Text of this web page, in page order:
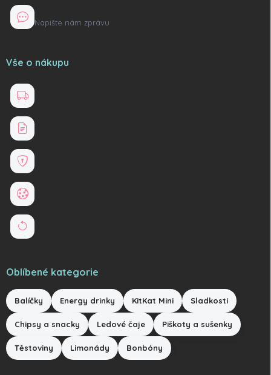
Napište nám zprávu
Vše o nákupu
Oblíbené kategorie
Balíčky Energy drinky KitKat Mini Sladkosti
Chipsy a snacky Ledové čaje Piškoty a sušenky
Těstoviny Limonády Bonbóny